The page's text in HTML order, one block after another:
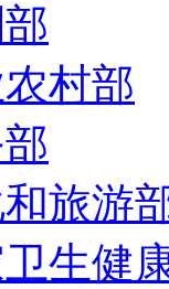
村部
旅游
生健